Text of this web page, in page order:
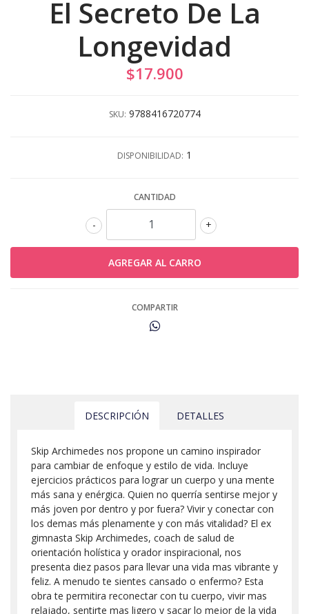
El Secreto De La
Longevidad
$17.900
SKU: 9788416720774
DISPONIBILIDAD: 1
CANTIDAD
+
-
COMPARTIR
DESCRIPCIÓN DETALLES
Skip Archimedes nos propone un camino inspirador
para cambiar de enfoque y estilo de vida. Incluye
ejercicios prácticos para lograr un cuerpo y una mente
más sana y enérgica. Quien no querría sentirse mejor y
más joven por dentro y por fuera? Vivir y conectar con
los demas más plenamente y con más vitalidad? El ex
gimnasta Skip Archimedes, coach de salud de
orientación holística y orador inspiracional, nos
presenta diez pasos para llevar una vida mas vibrante y
feliz. A menudo te sientes cansado o enfermo? Esta
obra te permitira reconectar con tu cuerpo, vivir mas
relajado, sentirte mas ligero y sacar lo mejor de la vida